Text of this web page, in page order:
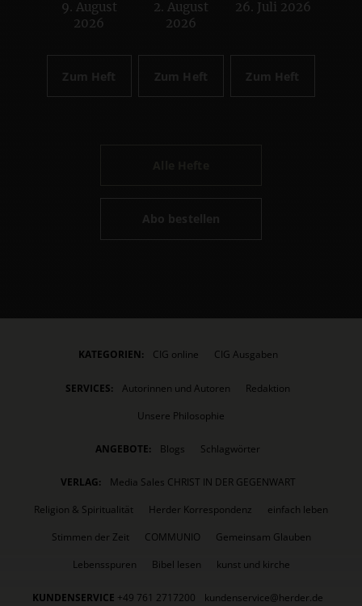
:
9. August
2026
Zum Heft
:
2. August
2026
Zum Heft
:
26. Juli 2026
Zum Heft
Abo bestellen
KATEGORIEN: CIG online CIG Ausgaben
SERVICES: Autorinnen und Autoren
Redaktion
Unsere Philosophie
ANGEBOTE: Blogs Schlagwörter
VERLAG:
Media Sales CHRIST IN DER GEGENWART
Religion & Spiritualität
Herder Korrespondenz
einfach leben
Stimmen der Zeit
COMMUNIO
Gemeinsam Glauben
Lebensspuren
Bibel lesen kunst und kirche
KUNDENSERVICE +49 761 2717200
kundenservice@herder.de